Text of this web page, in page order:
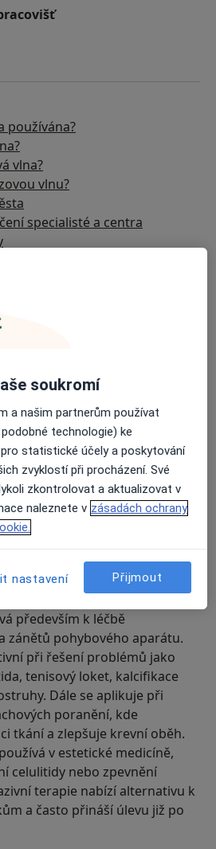
používána?
vlna?
vlnu?
specialisté a centra
vlna
především k léčbě
zánětů pohybového aparátu.
při řešení problémů jako
tenisový loket, kalcifikace
Dále se aplikuje při
poranění, kde
tkání a zlepšuje krevní oběh.
v estetické medicíně,
celulitidy nebo zpevnění
terapie nabízí alternativu k
a často přináší úlevu již po
soukromí
a našim partnerům používat
technologie) ke
statistické účely a poskytování
zvyklostí při procházení. Své
zkontrolovat a aktualizovat v
naleznete v zásadách ochrany
nastavení Přijmout